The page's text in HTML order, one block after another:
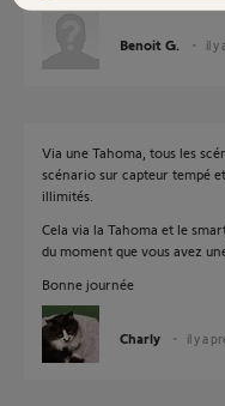
Benoit G. il y
Via une Tahoma, tous les
scénario sur capteur tempé
illimités.
Cela via la Tahoma et le
du moment que vous avez
Bonne journée
Charly il y a